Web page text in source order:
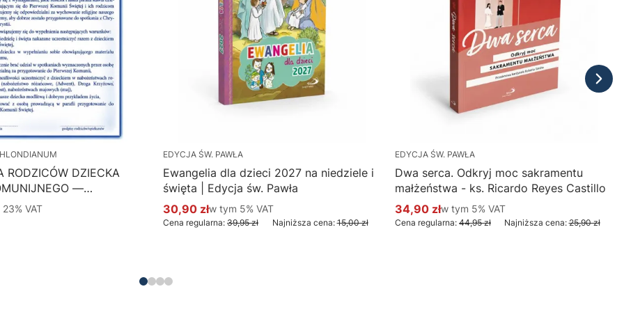
RODZICÓW DZIECKA
—
Hlondianum - druk
50 szt.
VAT
23% VAT
EDYCJA ŚW. PAWŁA
Ewangelia dla dzieci 2027 na niedziele i
święta | Edycja św. Pawła
Cena promocyjna brutto
30,90 złw tym %s VAT
w tym 5% VAT
Cena regularna: 39,95 zł Najniższa cena: 15,00 zł
EDYCJA ŚW. PAWŁA
Dwa serca. Odkryj moc sakramentu
małżeństwa - ks. Ricardo Reyes Castillo
Cena promocyjna brutto
34,90 złw tym %s VAT
w tym 5% VAT
Cena regularna: 44,95 zł Najniższa cena: 25,90 zł